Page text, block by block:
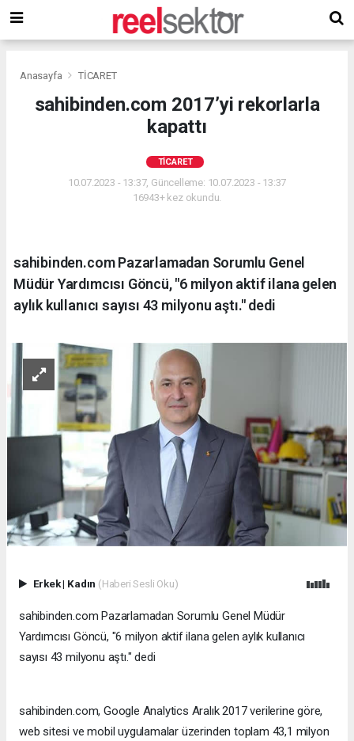
Anasayfa TİCARET
sahibinden.com 2017’yi rekorlarla
kapattı
TİCARET
10.07.2023 - 13:37, Güncelleme: 10.07.2023 - 13:37
16943+ kez okundu.
sahibinden.com Pazarlamadan Sorumlu Genel
Müdür Yardımcısı Göncü, "6 milyon aktif ilana gelen
aylık kullanıcı sayısı 43 milyonu aştı." dedi
Erkek| Kadın (Haberi Sesli Oku)
sahibinden.com Pazarlamadan Sorumlu Genel Müdür
Yardımcısı Göncü, "6 milyon aktif ilana gelen aylık kullanıcı
sayısı 43 milyonu aştı." dedi
sahibinden.com, Google Analytics Aralık 2017 verilerine göre,
web sitesi ve mobil uygulamalar üzerinden toplam 43,1 milyon